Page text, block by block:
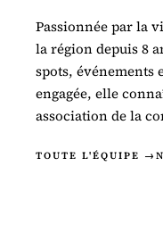
Passionnée par la
la région depuis 8
spots, événements
engagée, elle
association de la
TOUTE L'ÉQUIPE →